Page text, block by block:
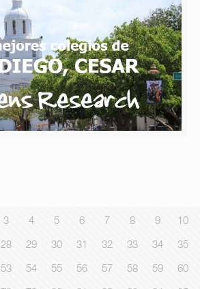
3 4 5 6 7 8 9 10
28 29 30 31 32 33 34 35
53 54 55 56 57 58 59 60